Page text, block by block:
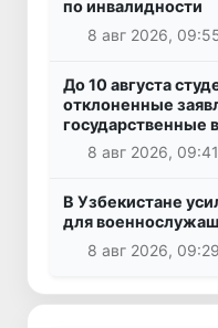
по инвалидности
8 авг 2026,
До 10 августа
отклоненные
государственные
8 авг 2026, 09:41
В Узбекистане
для
8 авг 2026, 09:29